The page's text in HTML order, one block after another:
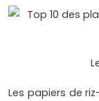
Les papiers de